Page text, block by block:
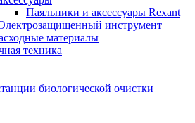
Паяльники и аксессуары Rexant
инструмент
материалы
техника
биологической очистки